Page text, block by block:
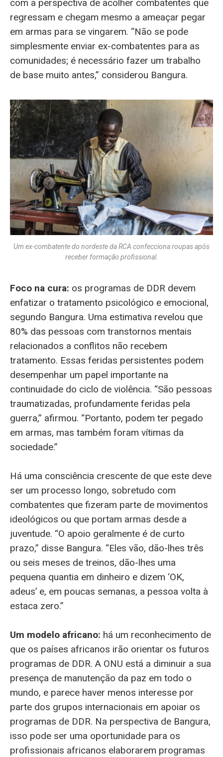
com a perspectiva de acolher combatentes que
regressam e chegam mesmo a ameaçar pegar
em armas para se vingarem. “Não se pode
simplesmente enviar ex-combatentes para as
comunidades; é necessário fazer um trabalho
de base muito antes,” considerou Bangura.
Um ex-combatente do nordeste da RCA confecciona roupas após
receber formação profissional.
Foco na cura: os programas de DDR devem
enfatizar o tratamento psicológico e emocional,
segundo Bangura. Uma estimativa revelou que
80% das pessoas com transtornos mentais
relacionados a conflitos não recebem
tratamento. Essas feridas persistentes podem
desempenhar um papel importante na
continuidade do ciclo de violência. “São pessoas
traumatizadas, profundamente feridas pela
guerra,” afirmou. “Portanto, podem ter pegado
em armas, mas também foram vítimas da
sociedade.”
Há uma consciência crescente de que este deve
ser um processo longo, sobretudo com
combatentes que fizeram parte de movimentos
ideológicos ou que portam armas desde a
juventude. “O apoio geralmente é de curto
prazo,” disse Bangura. “Eles vão, dão-lhes três
ou seis meses de treinos, dão-lhes uma
pequena quantia em dinheiro e dizem ‘OK,
adeus’ e, em poucas semanas, a pessoa volta à
estaca zero.”
Um modelo africano: há um reconhecimento de
que os países africanos irão orientar os futuros
programas de DDR. A ONU está a diminuir a sua
presença de manutenção da paz em todo o
mundo, e parece haver menos interesse por
parte dos grupos internacionais em apoiar os
programas de DDR. Na perspectiva de Bangura,
isso pode ser uma oportunidade para os
profissionais africanos elaborarem programas